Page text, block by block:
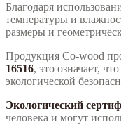
Благодаря
температуры и
размеры и
Продукция Co-wood
16516, это означает,
экологической
Экологический
человека и могут